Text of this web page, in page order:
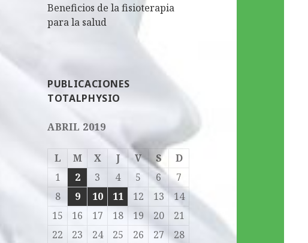
Beneficios de la fisioterapia
para la salud
PUBLICACIONES
TOTALPHYSIO
ABRIL 2019
L M X J V S
D
1
2 3 4 5 6
7
8
9 10 11 12 13
14
15
16 17 18 19 20
21
22
23 24 25 26 27
28